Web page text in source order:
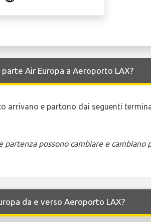
Air Europa a Aeroporto LAX?
arrivano e partono dai seguenti
partenza possono cambiare e
da e verso Aeroporto LAX?